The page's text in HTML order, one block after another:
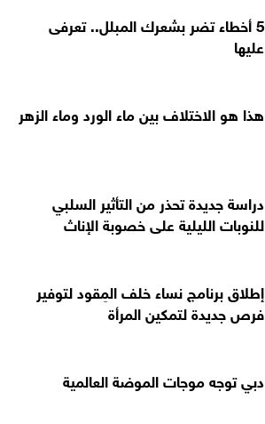
5 أخطاء تضر بشعرك المبلل.. تعرفى
عليها
هذا هو الاختلاف بين ماء الورد وماء الزهر
دراسة جديدة تحذر من التأثير السلبي
للنوبات الليلية على خصوبة الإناث
إطلاق برنامج نساء خلف المِقود لتوفير
فرص جديدة لتمكين المرأة
دبي توجه موجات الموضة العالمية